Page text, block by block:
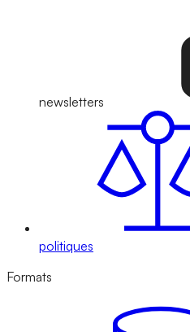
newsletters
politiques
Formats